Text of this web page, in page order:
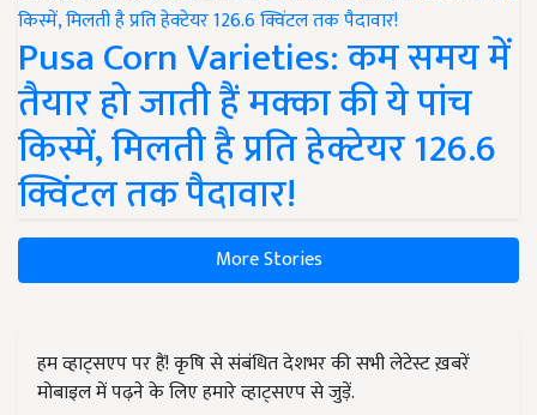
Pusa Corn Varieties: कम समय में
तैयार हो जाती हैं मक्का की ये पांच
किस्में, मिलती है प्रति हेक्टेयर 126.6
क्विंटल तक पैदावार!
More Stories
हम व्हाट्सएप पर हैं! कृषि से संबंधित देशभर की सभी लेटेस्ट ख़बरें
मोबाइल में पढ़ने के लिए हमारे व्हाट्सएप से जुड़ें.